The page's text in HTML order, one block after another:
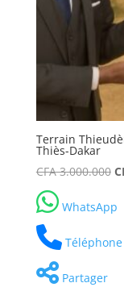
Terrain
Thiès-Dakar
CFA3.000.000
WhatsApp
Téléphone
Partager